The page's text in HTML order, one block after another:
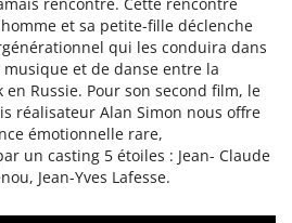
rencontré. Cette rencontre
et sa petite-fille déclenche
qui les conduira dans
musique et de danse entre la
Russie. Pour son second film, le
réalisateur Alan Simon nous offre
émotionnelle rare,
un casting 5 étoiles : Jean- Claude
Jean-Yves Lafesse.